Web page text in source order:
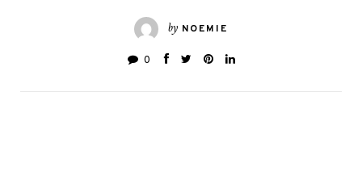
by NOEMIE
0